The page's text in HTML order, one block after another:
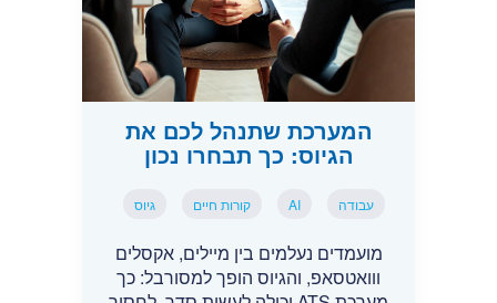
המערכת שתנהל לכם את
הגיוס: כך תבחרו נכון
עבודה AI קורות חיים גיוס
מועמדים נעלמים בין מיילים, אקסלים
ווואטסאפ, והגיוס הופך למסורבל: כך